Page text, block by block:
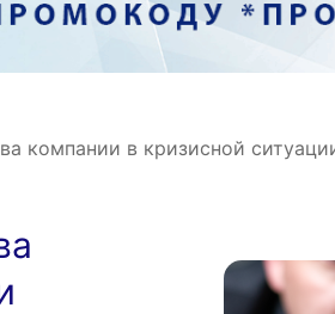
компании в кризисной